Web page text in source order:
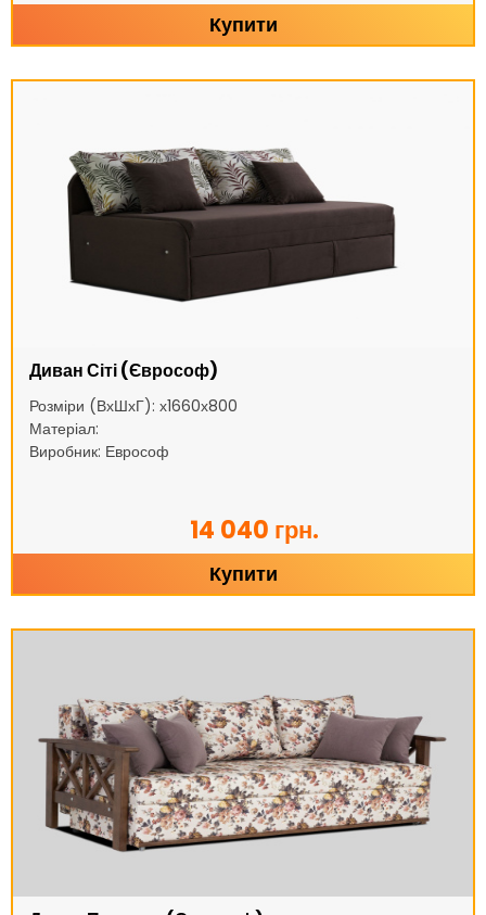
Купити
Диван Сіті (Єврософ)
Розміри (ВхШхГ): х1660х800
Матеріал:
Виробник: Еврософ
14 040 грн.
Купити